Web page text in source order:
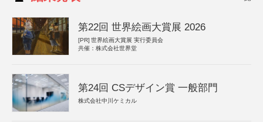
第22回 世界絵画大賞展 2026
[PR] 世界絵画大賞展 実行委員会
共催：株式会社世界堂
第24回 CSデザイン賞 一般部門
株式会社中川ケミカル